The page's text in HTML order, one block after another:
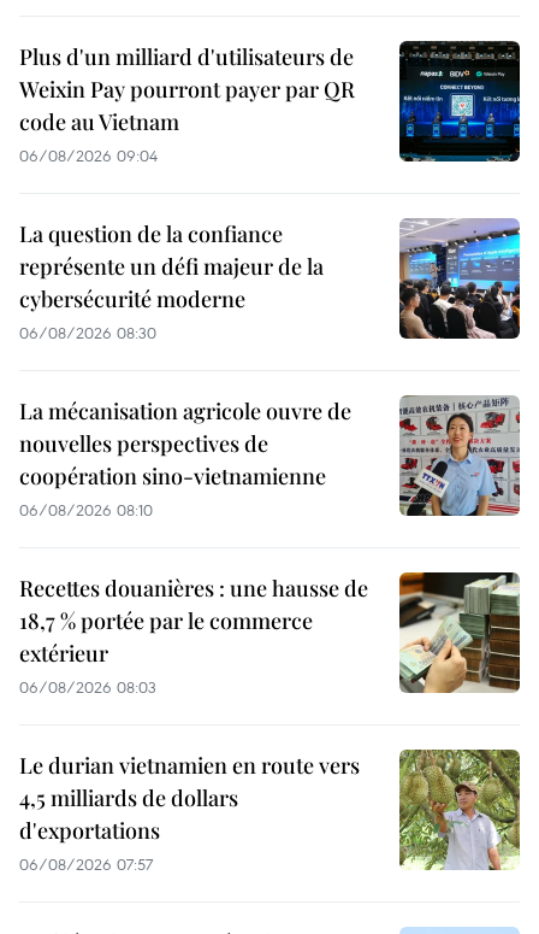
Plus d'un milliard d'utilisateurs de
Weixin Pay pourront payer par QR
code au Vietnam
06/08/2026 09:04
La question de la confiance
représente un défi majeur de la
cybersécurité moderne
06/08/2026 08:30
La mécanisation agricole ouvre de
nouvelles perspectives de
coopération sino-vietnamienne
06/08/2026 08:10
Recettes douanières : une hausse de
18,7 % portée par le commerce
extérieur
06/08/2026 08:03
Le durian vietnamien en route vers
4,5 milliards de dollars
d'exportations
06/08/2026 07:57